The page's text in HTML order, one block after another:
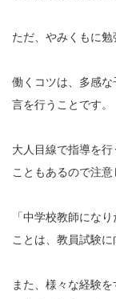
ただ、やみくもに勉
働くコツは、多感
言を行うことです。
大人目線で指導を
こともあるので注意
「中学校教師にな
ことは、教員試験に
また、様々な経験